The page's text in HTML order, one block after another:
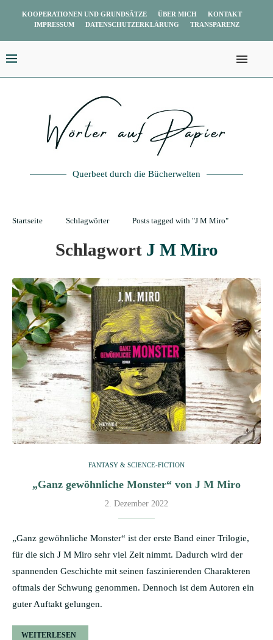
KOOPERATIONEN UND GRUNDSÄTZE ÜBER MICH
KONTAKT
IMPRESSUM
DATENSCHUTZERKLÄRUNG TRANSPARENZ
Querbeet durch die Bücherwelten
Startseite Schlagwörter Posts tagged with "J M Miro"
Schlagwort J M Miro
FANTASY & SCIENCE-FICTION
„Ganz gewöhnliche Monster“ von J M Miro
2. Dezember 2022
„Ganz gewöhnliche Monster“ ist der erste Band einer Trilogie,
für die sich J M Miro sehr viel Zeit nimmt. Dadurch wird der
spannenden Geschichte mit seinen faszinierenden Charakteren
oftmals der Schwung genommen. Dennoch ist dem Autoren ein
guter Auftakt gelungen.
WEITERLESEN